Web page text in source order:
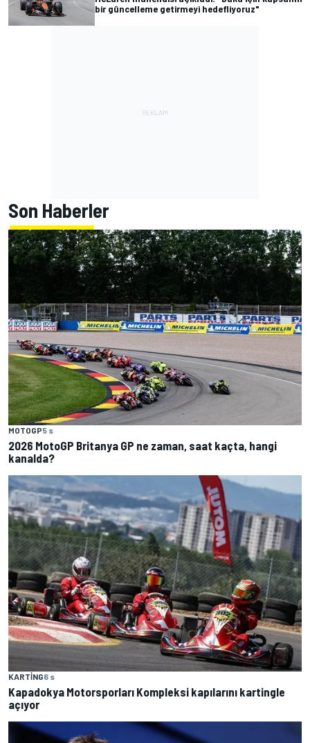
bir güncelleme getirmeyi hedefliyoruz"
Son Haberler
MOTOGP5 s
2026 MotoGP Britanya GP ne zaman, saat kaçta, hangi
kanalda?
KARTING6 s
Kapadokya Motorsporları Kompleksi kapılarını kartingle
açıyor